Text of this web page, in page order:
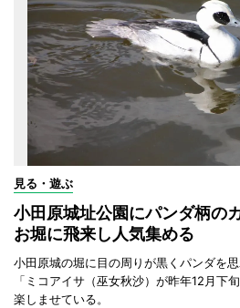
見る・遊ぶ
小田原城址公園にパンダ柄の
お堀に飛来し人気集める
小田原城の堀に目の周りが黒くパンダを
「ミコアイサ（巫女秋沙）が昨年12月下
楽しませている。